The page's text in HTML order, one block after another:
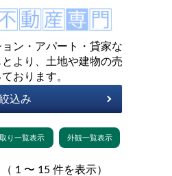
ン・アパート・貸家な
より、土地や建物の売
おります。
（ 1 〜 15 件を表示）